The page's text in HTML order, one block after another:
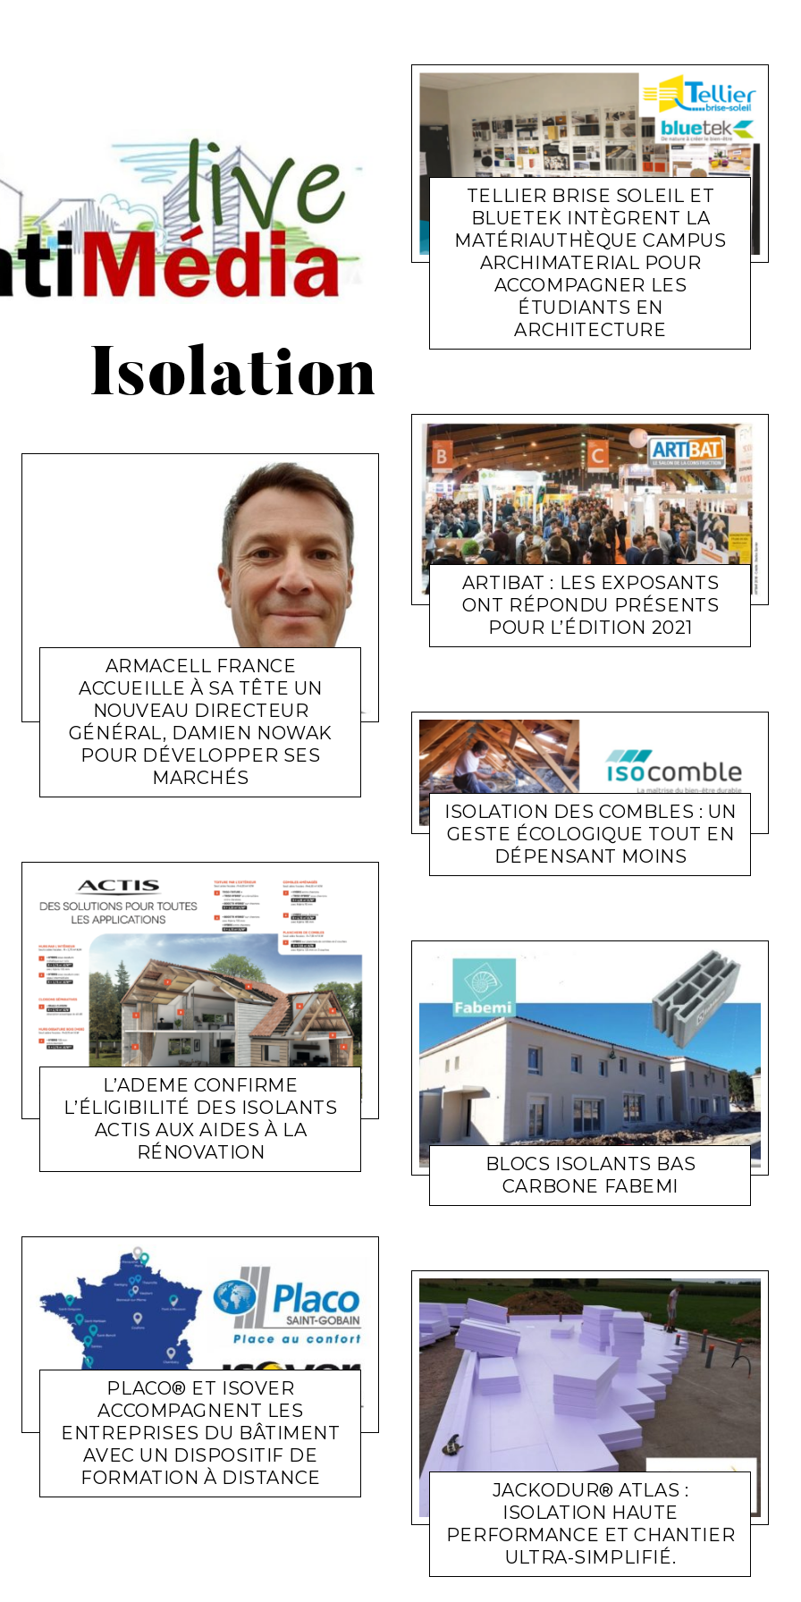
Isolation
ARMACELL FRANCE
ACCUEILLE À SA TÊTE UN
NOUVEAU DIRECTEUR
GÉNÉRAL, DAMIEN NOWAK
POUR DÉVELOPPER SES
MARCHÉS
ACTUALITÉ ENTREPRISES LARA GASQUET
L’ADEME CONFIRME
L’ÉLIGIBILITÉ DES ISOLANTS
ACTIS AUX AIDES À LA
RÉNOVATION
ACTUALITÉ ENTREPRISES
2020
PLACO® ET ISOVER
ACCOMPAGNENT LES
ENTREPRISES DU BÂTIMENT
AVEC UN DISPOSITIF DE
FORMATION À DISTANCE
ACTUALITÉ ENTREPRISES LARA GASQUET 3 MAI 2020
TELLIER BRISE SOLEIL ET
BLUETEK INTÈGRENT LA
MATÉRIAUTHÈQUE CAMPUS
ARCHIMATERIAL POUR
ACCOMPAGNER LES
ÉTUDIANTS EN
ARCHITECTURE
2020
ARTIBAT : LES EXPOSANTS
ONT RÉPONDU PRÉSENTS
POUR L’ÉDITION 2021
2020
ISOLATION DES COMBLES : UN
GESTE ÉCOLOGIQUE TOUT EN
DÉPENSANT MOINS
ACTUALITÉ ENTREPRISES LARA GASQUET 20 JUILLET 2020
BLOCS ISOLANTS BAS
CARBONE FABEMI
ACTUALITÉ ENTREPRISES LARA GASQUET 9 MAI 2020
JACKODUR® ATLAS :
ISOLATION HAUTE
PERFORMANCE ET CHANTIER
ULTRA-SIMPLIFIÉ.
ISOLATION MICHEL SOUFIR 28 JANVIER 2020